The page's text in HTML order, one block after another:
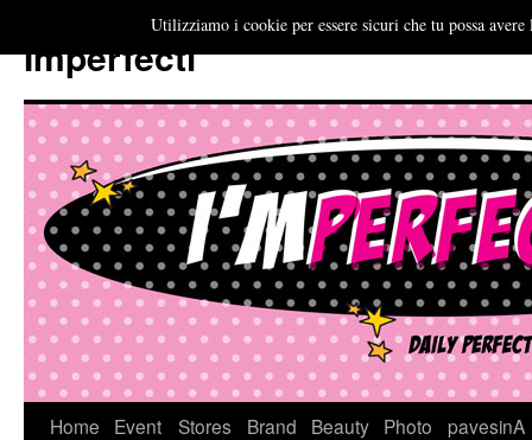
Imperfecti
VaiHome Event Stores Brand Beauty Photo
pavesinA
Utilizziamo i cookie per essere sicuri che tu possa